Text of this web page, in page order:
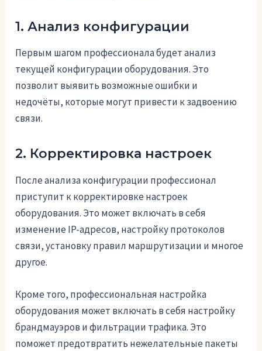
1. Анализ конфигурации
Первым шагом профессионала будет анализ
текущей конфигурации оборудования. Это
позволит выявить возможные ошибки и
недочёты, которые могут привести к задвоению
связи.
2. Корректировка настроек
После анализа конфигурации профессионал
приступит к корректировке настроек
оборудования. Это может включать в себя
изменение IP-адресов, настройку протоколов
связи, установку правил маршрутизации и многое
другое.
Кроме того, профессиональная настройка
оборудования может включать в себя настройку
брандмауэров и фильтрации трафика. Это
поможет предотвратить нежелательные пакеты